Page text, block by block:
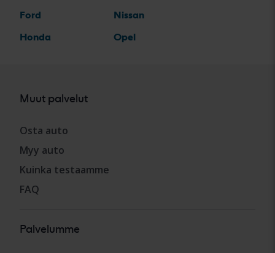
Ford
Honda
Nissan
Opel
Muut palvelut
Osta auto
Myy auto
Kuinka testaamme
FAQ
Palvelumme